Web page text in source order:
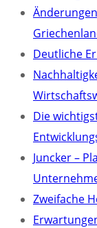
Deutliche
Die
Juncker –
Zweifache